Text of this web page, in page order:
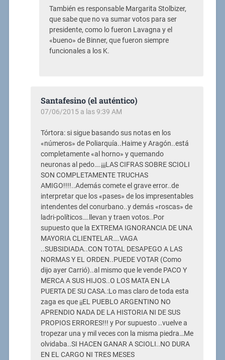
También es responsable Margarita Stolbizer,
que sabe que no va sumar votos para ser
presidente, como lo fueron Lavagna y el
«bueno» de Binner, que fueron siempre
funcionales a los K.
Santafesino (el auténtico)
07/06/2015 a las 9:39 AM
Tórtora: si sigue basando sus notas en los
«números» de Poliarquía..Haime y Aragón..está
completamente «al horno» y quemando
neuronas al pedo….¡¡¡LAS CIFRAS SOBRE SCIOLI
SON COMPLETAMENTE TRUCHAS
AMIGO!!!!..Además comete el grave error..de
interpretar que los «pases» de los impresentables
intendentes del conurbano..y demás «roscas» de
ladri-políticos….llevan y traen votos..Por
supuesto que la EXTREMA IGNORANCIA DE UNA
MAYORIA CLIENTELAR….VAGA
..SUBSIDIADA..CON TOTAL DESAPEGO A LAS
NORMAS Y EL ORDEN..PUEDE VOTAR (Como
dijo ayer Carrió)..al mismo que le vende PACO Y
MERCA A SUS HIJOS..O LOS MATA EN LA
PUERTA DE SU CASA.:Lo mas claro de toda esta
zaga es que ¡¡EL PUEBLO ARGENTINO NO
APRENDIO NADA DE LA HISTORIA NI DE SUS
PROPIOS ERRORES!!! y Por supuesto ..vuelve a
tropezar una y mil veces con la misma piedra…Me
olvidaba..SI HACEN GANAR A SCIOLI..NO DURA
EN EL CARGO NI TRES MESES